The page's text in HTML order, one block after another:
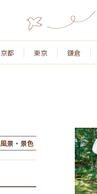
京都 東京 鎌倉
風景・景色 名所・旧跡